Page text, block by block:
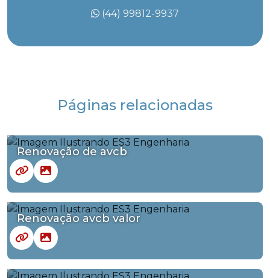
(44) 99812-9937
Páginas relacionadas
Renovação de avcb
Renovação avcb valor